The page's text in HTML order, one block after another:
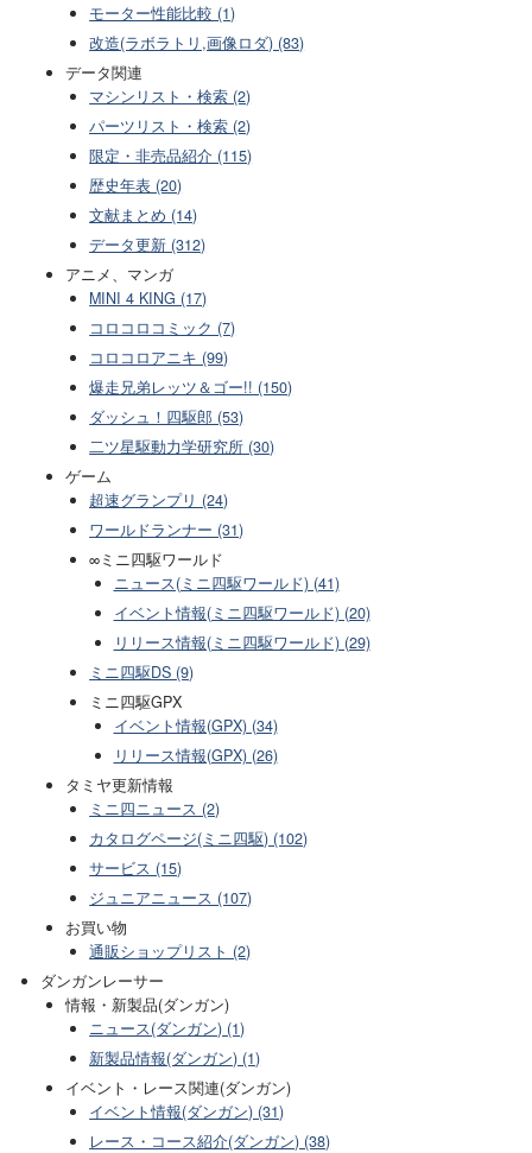
モーター性能比較 (1)
改造(ラボラトリ,画像ロダ) (83)
データ関連
マシンリスト・検索 (2)
パーツリスト・検索 (2)
限定・非売品紹介 (115)
歴史年表 (20)
文献まとめ (14)
データ更新 (312)
アニメ、マンガ
MINI 4 KING (17)
コロコロコミック (7)
コロコロアニキ (99)
爆走兄弟レッツ＆ゴー!! (150)
ダッシュ！四駆郎 (53)
二ツ星駆動力学研究所 (30)
ゲーム
超速グランプリ (24)
ワールドランナー (31)
∞ミニ四駆ワールド
ニュース(ミニ四駆ワールド) (41)
イベント情報(ミニ四駆ワールド) (20)
リリース情報(ミニ四駆ワールド) (29)
ミニ四駆DS (9)
ミニ四駆GPX
イベント情報(GPX) (34)
リリース情報(GPX) (26)
タミヤ更新情報
ミニ四ニュース (2)
カタログページ(ミニ四駆) (102)
サービス (15)
ジュニアニュース (107)
お買い物
通販ショップリスト (2)
ダンガンレーサー
情報・新製品(ダンガン)
ニュース(ダンガン) (1)
新製品情報(ダンガン) (1)
イベント・レース関連(ダンガン)
イベント情報(ダンガン) (31)
レース・コース紹介(ダンガン) (38)